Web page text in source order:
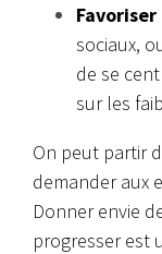
sociaux,
de se
sur les
On peut partir
demander aux
Donner envie
progresser est